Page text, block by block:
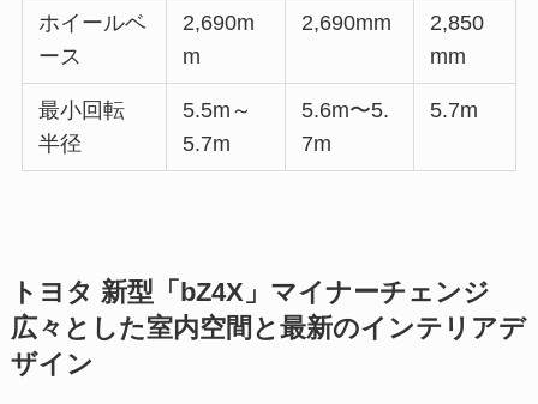
ホイールベ
ース
2,690m
m
2,690mm
2,850
mm
最小回転
半径
5.5m～
5.7m
5.6m〜5.
7m
5.7m
トヨタ 新型「bZ4X」マイナーチェンジ
広々とした室内空間と最新のインテリアデ
ザイン